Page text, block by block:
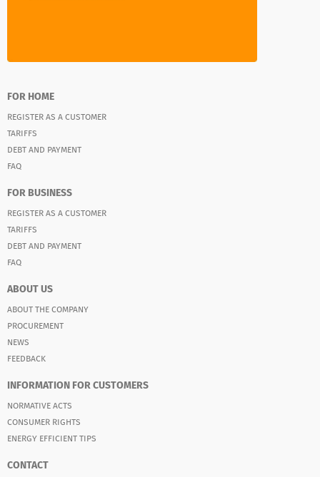
FOR HOME
REGISTER AS A CUSTOMER
TARIFFS
DEBT AND PAYMENT
FAQ
FOR BUSINESS
REGISTER AS A CUSTOMER
TARIFFS
DEBT AND PAYMENT
FAQ
ABOUT US
ABOUT THE COMPANY
PROCUREMENT
NEWS
FEEDBACK
INFORMATION FOR CUSTOMERS
NORMATIVE ACTS
CONSUMER RIGHTS
ENERGY EFFICIENT TIPS
CONTACT